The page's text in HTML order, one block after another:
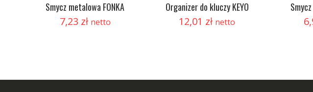
Smycz metalowa FONKA
7,23 zł netto
Organizer do kluczy KEYO
12,01 zł netto